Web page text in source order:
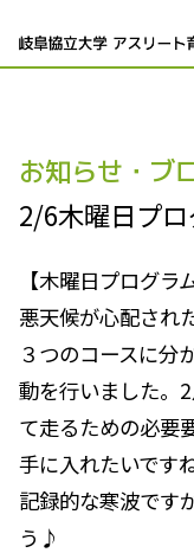
お知らせ・ブ
2/6木曜日プ
【木曜日プログラム
悪天候が心配され
３つのコースに分
動を行いました。
て走るための必要
手に入れたいです
記録的な寒波です
う♪